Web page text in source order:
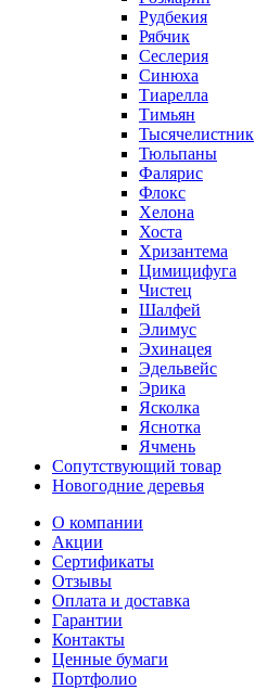
Рудбекия
Рябчик
Сеслерия
Синюха
Тиарелла
Тимьян
Тысячелистник
Тюльпаны
Фалярис
Флокс
Хелона
Хоста
Хризантема
Цимицифуга
Чистец
Шалфей
Элимус
Эхинацея
Эдельвейс
Эрика
Ясколка
Яснотка
Ячмень
Сопутствующий товар
Новогодние деревья
О компании
Акции
Сертификаты
Отзывы
Оплата и доставка
Гарантии
Контакты
Ценные бумаги
Портфолио